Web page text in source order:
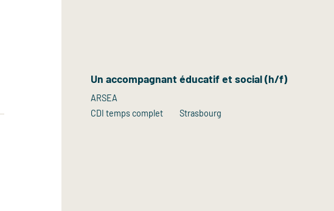
Un accompagnant éducatif et social (h/f)
ARSEA
CDI temps complet
Strasbourg